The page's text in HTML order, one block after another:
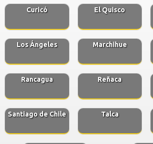
Curicó El Quisco
Los Ángeles Marchihue
Rancagua Reñaca
Santiago de Chile Talca